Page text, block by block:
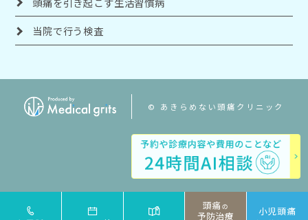
当院で行う検査
© あきらめない頭痛クリニック